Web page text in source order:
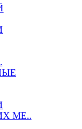
МЕ..